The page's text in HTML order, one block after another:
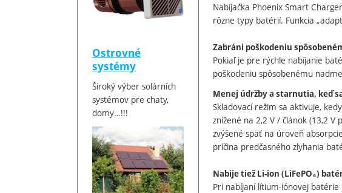
Nabíjačka Phoenix Smart
rôzne typy batérií. Funkcia
Zabráni poškodeniu
Pokiaľ je pre rýchle nabíjanie
poškodeniu spôsobenému
Menej údržby a starnutia, keď
Skladovací režim sa aktivuje,
znížené na 2,2 V / článok (13,2
zvýšené späť na úroveň
príčina predčasného zlyhania
Nabije tiež Li-ion (LiFePO₄)
Pri nabíjaní lítium-iónovej
Ostrovné
systémy
Široký výber solárních
systémov pre chaty,
domy…!!!